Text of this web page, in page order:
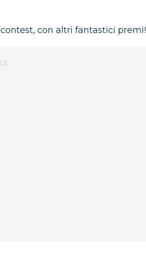
contest, con altri fantastici premi!